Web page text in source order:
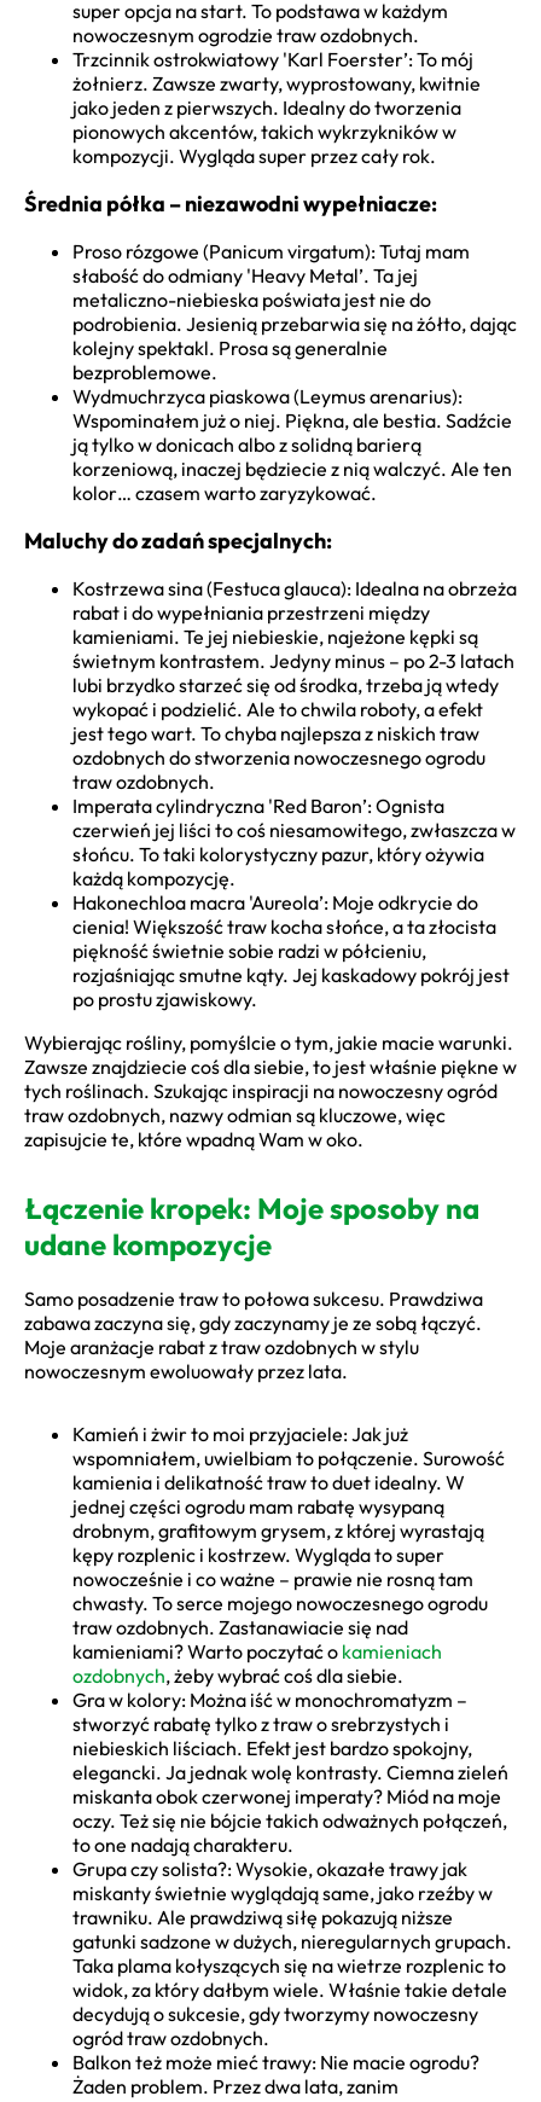
super opcja na start. To podstawa w każdym
nowoczesnym ogrodzie traw ozdobnych.
Trzcinnik ostrokwiatowy 'Karl Foerster’: To mój
żołnierz. Zawsze zwarty, wyprostowany, kwitnie
jako jeden z pierwszych. Idealny do tworzenia
pionowych akcentów, takich wykrzykników w
kompozycji. Wygląda super przez cały rok.
Średnia półka – niezawodni wypełniacze:
Proso rózgowe (Panicum virgatum): Tutaj mam
słabość do odmiany 'Heavy Metal’. Ta jej
metaliczno-niebieska poświata jest nie do
podrobienia. Jesienią przebarwia się na żółto, dając
kolejny spektakl. Prosa są generalnie
bezproblemowe.
Wydmuchrzyca piaskowa (Leymus arenarius):
Wspominałem już o niej. Piękna, ale bestia. Sadźcie
ją tylko w donicach albo z solidną barierą
korzeniową, inaczej będziecie z nią walczyć. Ale ten
kolor… czasem warto zaryzykować.
Maluchy do zadań specjalnych:
Kostrzewa sina (Festuca glauca): Idealna na obrzeża
rabat i do wypełniania przestrzeni między
kamieniami. Te jej niebieskie, najeżone kępki są
świetnym kontrastem. Jedyny minus – po 2-3 latach
lubi brzydko starzeć się od środka, trzeba ją wtedy
wykopać i podzielić. Ale to chwila roboty, a efekt
jest tego wart. To chyba najlepsza z niskich traw
ozdobnych do stworzenia nowoczesnego ogrodu
traw ozdobnych.
Imperata cylindryczna 'Red Baron’: Ognista
czerwień jej liści to coś niesamowitego, zwłaszcza w
słońcu. To taki kolorystyczny pazur, który ożywia
każdą kompozycję.
Hakonechloa macra 'Aureola’: Moje odkrycie do
cienia! Większość traw kocha słońce, a ta złocista
piękność świetnie sobie radzi w półcieniu,
rozjaśniając smutne kąty. Jej kaskadowy pokrój jest
po prostu zjawiskowy.
Wybierając rośliny, pomyślcie o tym, jakie macie warunki.
Zawsze znajdziecie coś dla siebie, to jest właśnie piękne w
tych roślinach. Szukając inspiracji na nowoczesny ogród
traw ozdobnych, nazwy odmian są kluczowe, więc
zapisujcie te, które wpadną Wam w oko.
Łączenie kropek: Moje sposoby na
udane kompozycje
Samo posadzenie traw to połowa sukcesu. Prawdziwa
zabawa zaczyna się, gdy zaczynamy je ze sobą łączyć.
Moje aranżacje rabat z traw ozdobnych w stylu
nowoczesnym ewoluowały przez lata.
Kamień i żwir to moi przyjaciele: Jak już
wspomniałem, uwielbiam to połączenie. Surowość
kamienia i delikatność traw to duet idealny. W
jednej części ogrodu mam rabatę wysypaną
drobnym, grafitowym grysem, z której wyrastają
kępy rozplenic i kostrzew. Wygląda to super
nowocześnie i co ważne – prawie nie rosną tam
chwasty. To serce mojego nowoczesnego ogrodu
traw ozdobnych. Zastanawiacie się nad
kamieniami? Warto poczytać o kamieniach
ozdobnych, żeby wybrać coś dla siebie.
Gra w kolory: Można iść w monochromatyzm –
stworzyć rabatę tylko z traw o srebrzystych i
niebieskich liściach. Efekt jest bardzo spokojny,
elegancki. Ja jednak wolę kontrasty. Ciemna zieleń
miskanta obok czerwonej imperaty? Miód na moje
oczy. Też się nie bójcie takich odważnych połączeń,
to one nadają charakteru.
Grupa czy solista?: Wysokie, okazałe trawy jak
miskanty świetnie wyglądają same, jako rzeźby w
trawniku. Ale prawdziwą siłę pokazują niższe
gatunki sadzone w dużych, nieregularnych grupach.
Taka plama kołyszących się na wietrze rozplenic to
widok, za który dałbym wiele. Właśnie takie detale
decydują o sukcesie, gdy tworzymy nowoczesny
ogród traw ozdobnych.
Balkon też może mieć trawy: Nie macie ogrodu?
Żaden problem. Przez dwa lata, zanim